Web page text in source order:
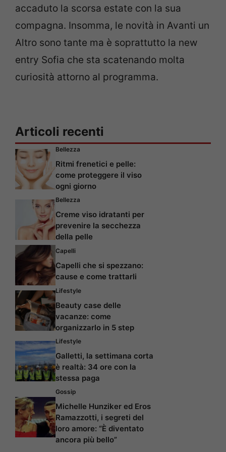
accaduto la scorsa estate con la sua
compagna. Insomma, le novità in Avanti un
Altro sono tante ma è soprattutto la new
entry Sofia che sta scatenando molta
curiosità attorno al programma.
Articoli recenti
Bellezza
Ritmi frenetici e pelle:
come proteggere il viso
ogni giorno
Bellezza
Creme viso idratanti per
prevenire la secchezza
della pelle
Capelli
Capelli che si spezzano:
cause e come trattarli
Lifestyle
Beauty case delle
vacanze: come
organizzarlo in 5 step
Lifestyle
Galletti, la settimana corta
è realtà: 34 ore con la
stessa paga
Gossip
Michelle Hunziker ed Eros
Ramazzotti, i segreti del
loro amore: “È diventato
ancora più bello”